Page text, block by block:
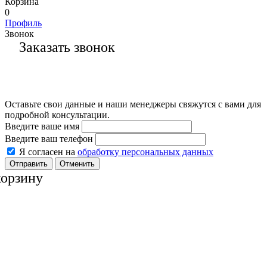
0
Профиль
Звонок
Заказать звонок
Оставьте свои данные и наши менеджеры свяжутся с вами для
подробной консультации.
Введите ваше имя
Введите ваш телефон
Я согласен на обработку персональных данных
Отменить